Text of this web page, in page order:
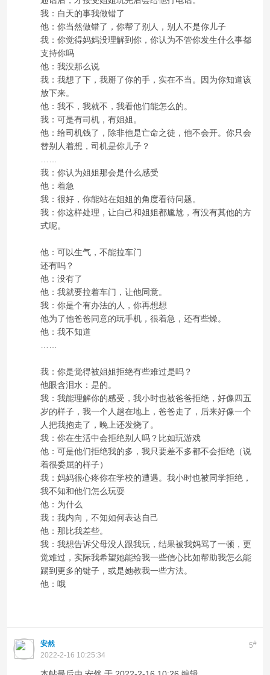
我：白天的事我做错了
他：你当然做错了，你帮了别人，别人不是你儿子
我：你觉得妈妈没理解到你，你认为不管你发生什么事都
支持你吗
他：我没那么说
我：我想了下，我掰了你的手，实在不当。因为你知道该
放下来。
他：我不，我就不，我看他们能怎么的。
我：可是有司机，有姐姐。
他：给司机钱了，除非他是亡命之徒，他不会开。你只会
替别人着想，司机是你儿子？
我：你认为姐姐那会是什么感受
他：着急
我：很好，你能站在姐姐的角度看待问题。
我：你这样处理，让自己和姐姐都尴尬，有没有其他的方
式呢。
他：可以生气，不能拉车门
还有吗？
他：没有了
他：我就要拉着车门，让他同意。
我：你是个有办法的人，你再想想
他为了他爸爸同意的玩手机，很着急，还有些燥。
他：我不知道
我：你是觉得被姐姐拒绝有些难过是吗？
他眼含泪水：是的。
我：我能理解你的感受，我小时也被爸爸拒绝，好像四五
岁的样子，我一个人趟在地上，爸爸走了，后来好像一个
人把我抱走了，晚上还发烧了。
我：你在生活中会拒绝别人吗？比如玩游戏
他：可是他们拒绝我的多，我只要差不多都不会拒绝（说
着很委屈的样子）
我：妈妈很心疼你在学校的遭遇。我小时也被同学拒绝，
我不知和他们怎么玩耍
他：为什么
我：我内向，不知如何表达自己
他：那比我差些。
我：我想告诉父母没人跟我玩，结果被我妈骂了一顿，更
觉难过，实际我希望她能给我一些信心比如帮助我怎么能
踢到更多的键子，或是她教我一些方法。
他：哦
5#
安然
2022-2-16 10:25:34